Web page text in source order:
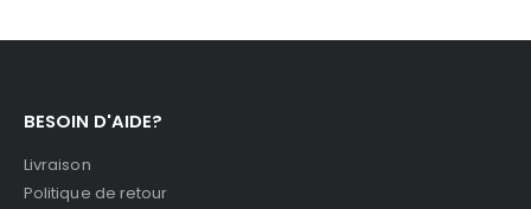
BESOIN D'AIDE?
Livraison
Politique de retour